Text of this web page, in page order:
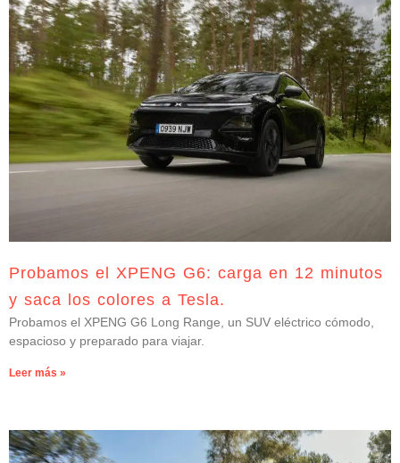
Probamos el XPENG G6: carga en 12 minutos
y saca los colores a Tesla.
Probamos el XPENG G6 Long Range, un SUV eléctrico cómodo,
espacioso y preparado para viajar.
Leer más »